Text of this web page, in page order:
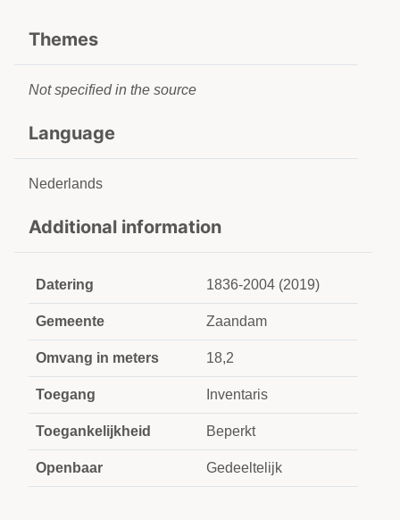
Themes
Not specified in the source
Language
Nederlands
Additional information
Datering 1836-2004 (2019)
Gemeente Zaandam
Omvang in meters 18,2
Toegang Inventaris
Toegankelijkheid Beperkt
Openbaar Gedeeltelijk